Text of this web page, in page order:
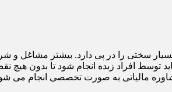
سختی را در پی دارد. بیشتر مشاغل و
توسط افراد زبده انجام شود تا بدون هیچ
مالیاتی به صورت تخصصی انجام می